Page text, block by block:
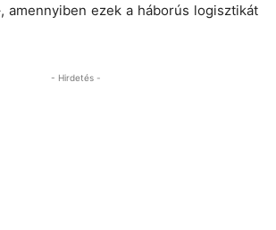
amennyiben ezek a háborús logisztikát
- Hirdetés -